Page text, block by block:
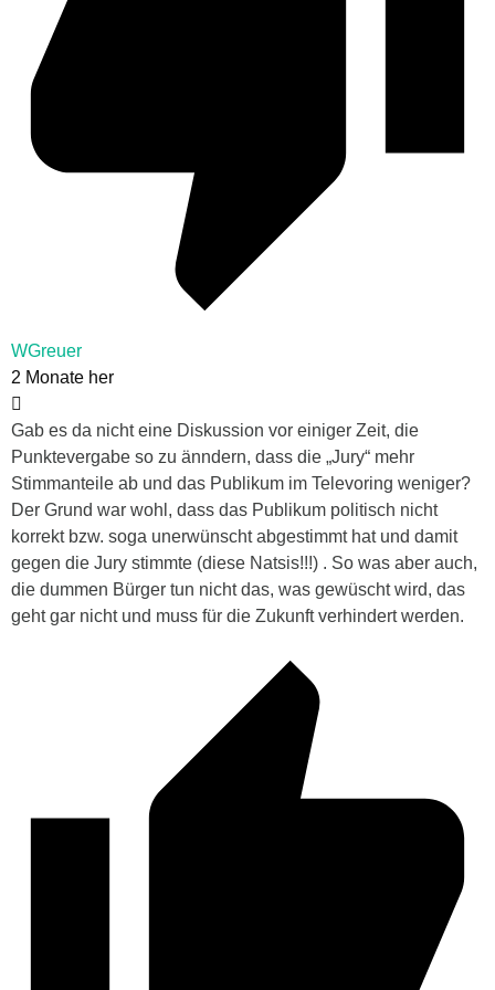
WGreuer
2 Monate her
Gab es da nicht eine Diskussion vor einiger Zeit, die
Punktevergabe so zu änndern, dass die „Jury“ mehr
Stimmanteile ab und das Publikum im Televoring weniger?
Der Grund war wohl, dass das Publikum politisch nicht
korrekt bzw. soga unerwünscht abgestimmt hat und damit
gegen die Jury stimmte (diese Natsis!!!) . So was aber auch,
die dummen Bürger tun nicht das, was gewüscht wird, das
geht gar nicht und muss für die Zukunft verhindert werden.